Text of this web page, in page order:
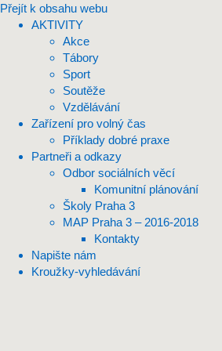
Přejít k obsahu webu
AKTIVITY
Akce
Tábory
Sport
Soutěže
Vzdělávání
Zařízení pro volný čas
Příklady dobré praxe
Partneři a odkazy
Odbor sociálních věcí
Komunitní plánování
Školy Praha 3
MAP Praha 3 – 2016-2018
Kontakty
Napište nám
Kroužky-vyhledávání